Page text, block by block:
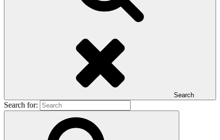
Search
Search for: